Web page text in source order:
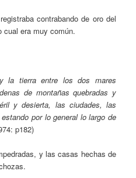
contrabando de oro del
cual era muy común.
la tierra entre los dos mares
de montañas quebradas y
y desierta, las ciudades, las
por lo general lo largo de
p182)
y las casas hechas de